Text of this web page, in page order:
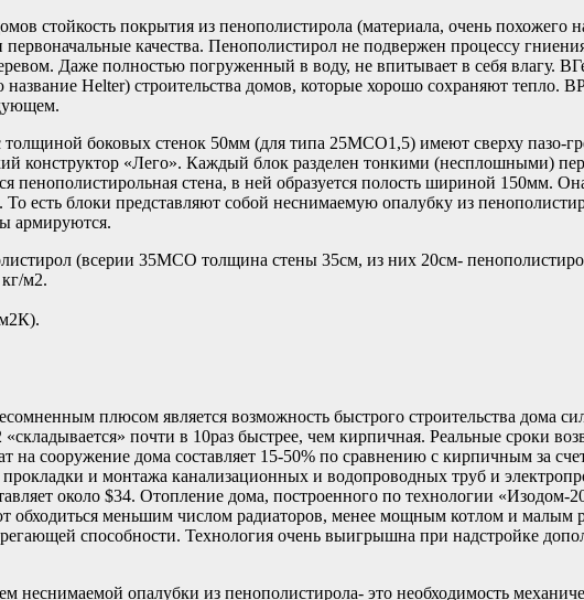
стойкость покрытия из пенополистирола (материала, очень похожего
качества. Пенополистирол не подвержен процессу
Даже полностью погруженный в воду, не впитывает в себя влагу.
Helter) строительства домов, которые хорошо сохраняют тепло.
боковых стенок 50мм (для типа 25МСО1,5) имеют сверху пазо-
конструктор «Лего». Каждый блок разделен тонкими (несплошными)
стена, в ней образуется полость шириной 150мм.
То есть блоки представляют собой неснимаемую опалубку из
армируются.
(всерии 35МСО толщина стены 35см, из них 20см-
м2.
плюсом является возможность быстрого строительства дома
почти в 10раз быстрее, чем кирпичная. Реальные сроки
на сооружение дома составляет 15-50% по сравнению с кирпичным за
и монтажа канализационных и водопроводных труб и
около $34. Отопление дома, построенного по технологии «Изодом-
обходиться меньшим числом радиаторов, менее мощным котлом и малым
способности. Технология очень выигрышна при надстройке
неснимаемой опалубки из пенополистирола- это необходимость